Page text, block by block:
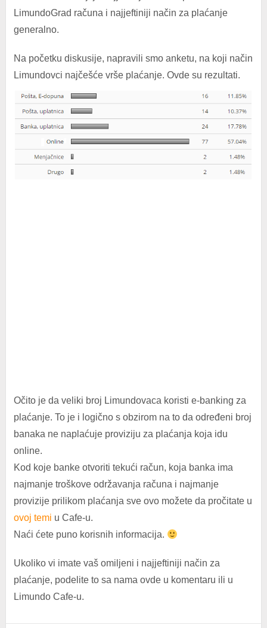
LimundoGrad računa i najjeftiniji način za plaćanje
generalno.
Na početku diskusije, napravili smo anketu, na koji način
Limundovci najčešće vrše plaćanje. Ovde su rezultati.
Očito je da veliki broj Limundovaca koristi e-banking za
plaćanje. To je i logično s obzirom na to da određeni broj
banaka ne naplaćuje proviziju za plaćanja koja idu
online.
Kod koje banke otvoriti tekući račun, koja banka ima
najmanje troškove održavanja računa i najmanje
provizije prilikom plaćanja sve ovo možete da pročitate u
ovoj temi u Cafe-u.
Naći ćete puno korisnih informacija.
Ukoliko vi imate vaš omiljeni i najjeftiniji način za
plaćanje, podelite to sa nama ovde u komentaru ili u
Limundo Cafe-u.